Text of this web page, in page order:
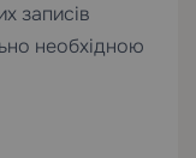
записів
необхідною